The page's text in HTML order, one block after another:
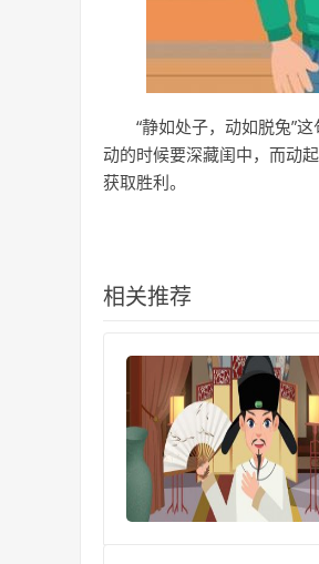
“静如处子，动如脱兔”
动的时候要深藏闺中，而动
获取胜利。
相关推荐